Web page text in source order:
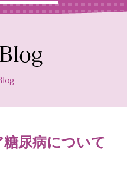
待合
診察室
採血機器
エコー
レント
尿病について